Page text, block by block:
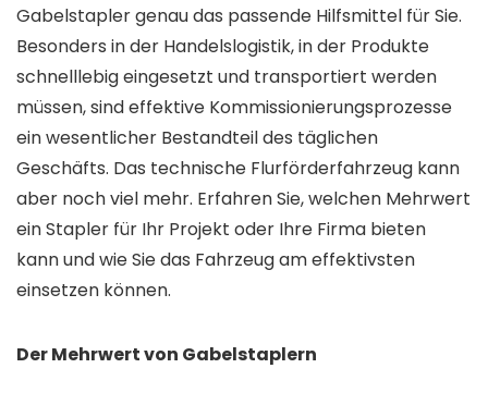
Gabelstapler genau das passende Hilfsmittel für Sie.
Besonders in der Handelslogistik, in der Produkte
schnelllebig eingesetzt und transportiert werden
müssen, sind effektive Kommissionierungsprozesse
ein wesentlicher Bestandteil des täglichen
Geschäfts. Das technische Flurförderfahrzeug kann
aber noch viel mehr. Erfahren Sie, welchen Mehrwert
ein Stapler für Ihr Projekt oder Ihre Firma bieten
kann und wie Sie das Fahrzeug am effektivsten
einsetzen können.
Der Mehrwert von Gabelstaplern